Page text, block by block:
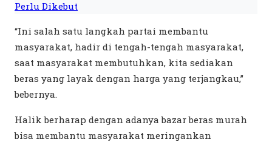
Perlu Dikebut
“Ini salah satu langkah partai membantu
masyarakat, hadir di tengah-tengah masyarakat,
saat masyarakat membutuhkan, kita sediakan
beras yang layak dengan harga yang terjangkau,”
bebernya.
Halik berharap dengan adanya bazar beras murah
bisa membantu masyarakat meringankan